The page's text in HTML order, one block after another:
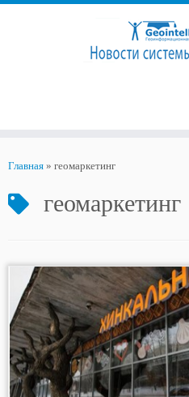
Главная » геомаркетинг
геомаркетинг